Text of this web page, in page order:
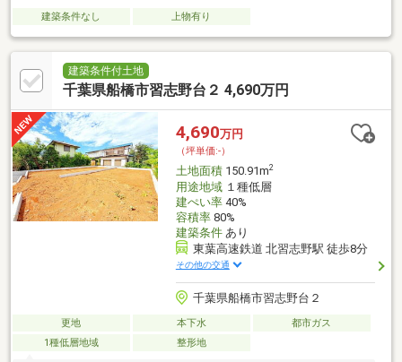
建築条件なし 上物有り
建築条件付土地
千葉県船橋市習志野台２ 4,690万円
4,690万円
（坪単価:-）
土地面積150.91m2
用途地域１種低層
建ぺい率40%
容積率80%
建築条件あり
東葉高速鉄道 北習志野駅 徒歩8分
その他の交通
千葉県船橋市習志野台２
更地 本下水
都市ガス
1種低層地域
整形地